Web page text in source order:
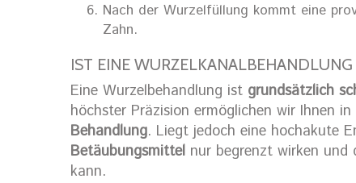
Nach der Wurzelfüllung kommt eine
Zahn.
IST EINE
Eine Wurzelbehandlung ist grundsätzlich
höchster Präzision ermöglichen wir Ihnen
Behandlung. Liegt jedoch eine hochakute
Betäubungsmittel nur begrenzt wirken und
kann.